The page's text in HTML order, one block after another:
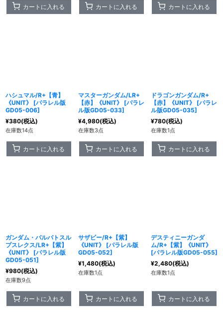
カートに入れる カートに入れる カートに入れる
ハシュマル/R+【青】
《UNIT》
[パラレル版
GD05-006]
¥380(税込)
在庫数14点
カートに入れる
マスターガンダム/LR+
【赤】《UNIT》
[パラレ
ル版GD05-033]
¥4,980(税込)
在庫数3点
カートに入れる
ドラゴンガンダム/R+
【赤】《UNIT》
[パラレ
ル版GD05-035]
¥780(税込)
在庫数1点
カートに入れる
ガンダム・バルバトスル
プスレクス/LR+【紫】
《UNIT》
[パラレル版
GD05-051]
¥980(税込)
在庫数9点
カートに入れる
サザビー/R+【紫】
《UNIT》
[パラレル版
GD05-052]
¥1,480(税込)
在庫数1点
カートに入れる
デスティニーガンダ
ム/R+【紫】《UNIT》
[パラレル版GD05-055]
¥2,480(税込)
在庫数1点
カートに入れる